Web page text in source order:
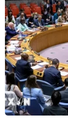
#Vụ án
#Xã hội
#Vietnam
Theo dõi